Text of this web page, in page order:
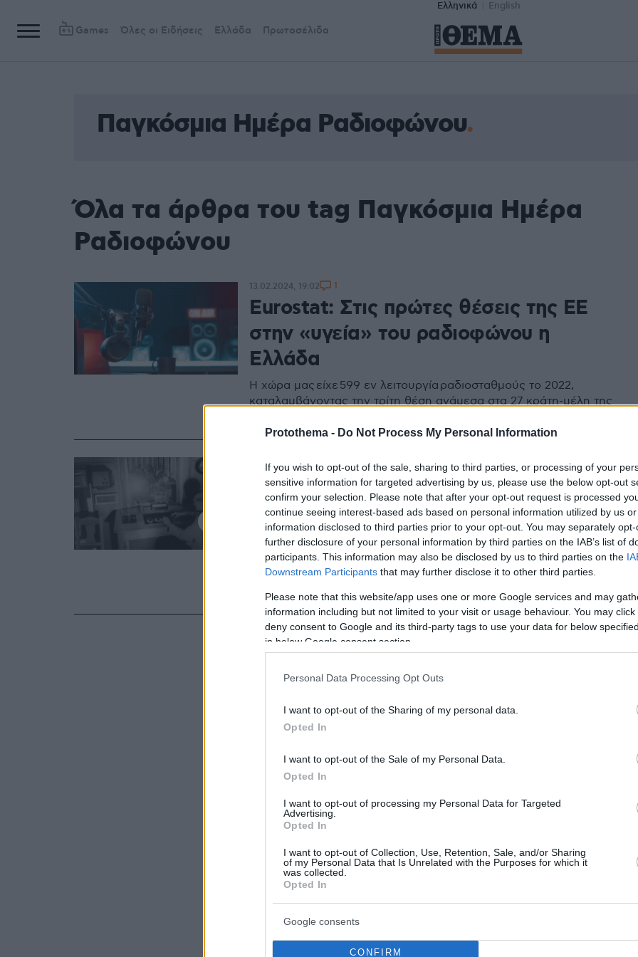
Protothema - Do Not Process My Personal Information
If you wish to opt-out of the sale, sharing to third parties, or processing of your
sensitive information for targeted advertising by us, please use the below opt-out
confirm your selection. Please note that after your opt-out request is processed
continue seeing interest-based ads based on personal information utilized by us
information disclosed to third parties prior to your opt-out. You may separately
further disclosure of your personal information by third parties on the IAB’s list of
participants. This information may also be disclosed by us to third parties on the
Downstream Participants that may further disclose it to other third parties.
Please note that this website/app uses one or more Google services and may
information including but not limited to your visit or usage behaviour. You may
deny consent to Google and its third-party tags to use your data for below
in below Google consent section.
Personal Data Processing Opt Outs
I want to opt-out of the Sharing of my personal data.
Opted In
I want to opt-out of the Sale of my Personal Data.
Opted In
I want to opt-out of processing my Personal Data for Targeted
Advertising.
Opted In
I want to opt-out of Collection, Use, Retention, Sale, and/or Sharing
of my Personal Data that Is Unrelated with the Purposes for which it
was collected.
Opted In
Google consents
CONFIRM
Ελληνικά English
Games Όλες οι Ειδήσεις Ελλάδα Πρωτοσέλιδα
Παγκόσμια Ημέρα Ραδιοφώνου
Όλα τα άρθρα του tag Παγκόσμια Ημέρα
Ραδιοφώνου
Eurostat: Στις πρώτες θέσεις της ΕΕ
στην «υγεία» του ραδιοφώνου η
Ελλάδα
Η χώρα μας είχε 599 εν λειτουργία ραδιοσταθμούς το 2022,
καταλαμβάνοντας την τρίτη θέση ανάμεσα στα 27 κράτη-μέλη της
13.02.2024, 19:02 1
Γκουτέρες για την Παγκόσμια Ημέρα
Ραδιοφώνου: Η προώθηση του
διαλόγου, της ανοχής και της ειρήνης
Εστιάζοντας στη σημασία του ραδιοφώνου στη σημερινή εποχή, ο
κ. Γκουτέρες επισημαίνει πως παρέχει ζωτικής σημασίας
πληροφορίες και πληροφορεί για σημαντικά θέματα
13.02.2019, 07:17